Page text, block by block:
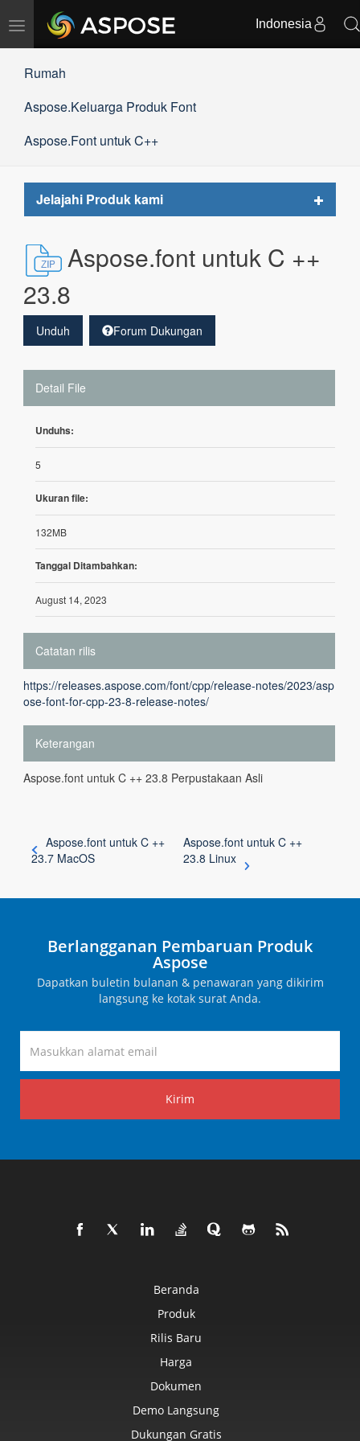
Alihkan
navigasi
Indonesia
Rumah
Aspose.Keluarga Produk Font
Aspose.Font untuk C++
Jelajahi Produk kami
Toggle
Aspose.font untuk C ++
23.8
Unduh Forum Dukungan
Detail File
Unduhs:
5
Ukuran file:
132MB
Tanggal Ditambahkan:
August 14, 2023
Catatan rilis
https://releases.aspose.com/font/cpp/release-notes/2023/asp
ose-font-for-cpp-23-8-release-notes/
Keterangan
Aspose.font untuk C ++ 23.8 Perpustakaan Asli
Aspose.font untuk C ++
23.7 MacOS
Aspose.font untuk C ++
23.8 Linux
Berlangganan Pembaruan Produk
Aspose
Dapatkan buletin bulanan & penawaran yang dikirim
langsung ke kotak surat Anda.
Kirim
Beranda
Produk
Rilis Baru
Harga
Dokumen
Demo Langsung
Dukungan Gratis